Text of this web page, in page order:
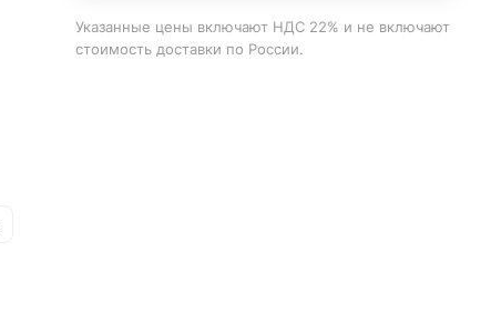
Указанные цены включают НДС 22% и не включают
стоимость доставки по России.